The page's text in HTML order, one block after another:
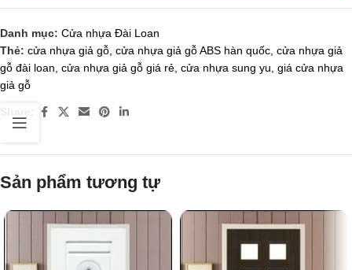
Danh mục: Cửa nhựa Đài Loan
Thẻ: cửa nhựa giả gỗ cửa nhựa giả gỗ ABS hàn quốc cửa nhựa giả
gỗ đài loan cửa nhựa giả gỗ giá rẻ cửa nhựa sung yu giá cửa nhựa
giả gỗ
Sản phẩm tương tự